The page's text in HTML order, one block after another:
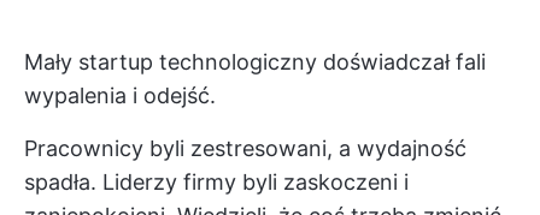
Mały startup technologiczny doświadczał fali
wypalenia i odejść.
Pracownicy byli zestresowani, a wydajność
spadła. Liderzy firmy byli zaskoczeni i